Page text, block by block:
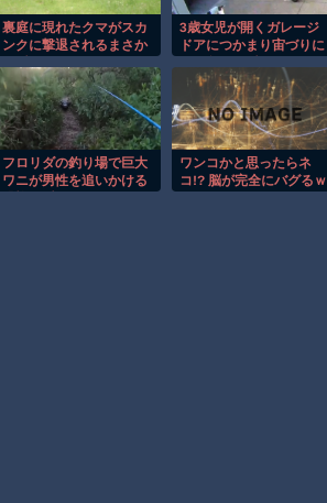
裏庭に現れたクマがスカ
ンクに撃退されるまさか
3歳女児が開くガレージ
ドアにつかまり宙づりに
フロリダの釣り場で巨大
ワニが男性を追いかける
ワンコかと思ったらネ
コ!? 脳が完全にバグるｗ